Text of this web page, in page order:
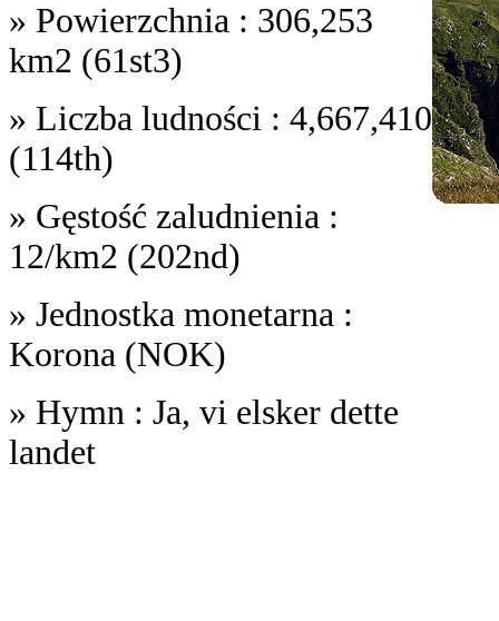
» Powierzchnia : 306,253
km2 (61st3)
» Liczba ludności : 4,667,410
(114th)
» Gęstość zaludnienia :
12/km2 (202nd)
» Jednostka monetarna :
Korona (NOK)
» Hymn : Ja, vi elsker dette
landet